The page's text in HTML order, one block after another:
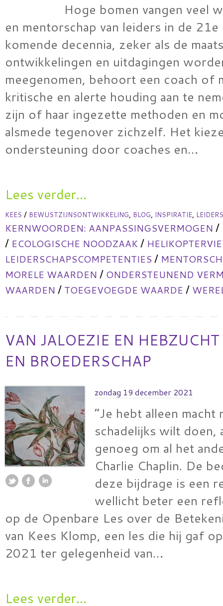
Hoge bomen vangen veel
en mentorschap van leiders in de
komende decennia, zeker als de
ontwikkelingen en uitdagingen
meegenomen, behoort een coach of
kritische en alerte houding aan te
zijn of haar ingezette methoden en
alsmede tegenover zichzelf. Het
ondersteuning door coaches en…
Lees verder...
KEES / BEWUSTZIJNSONTWIKKELING, BLOG, INSPIRATIE,
KERNWOORDEN: AANPASSINGSVERMOGEN /
/ ECOLOGISCHE NOODZAAK /
LEIDERSCHAPSCOMPETENTIES /
MORELE WAARDEN / ONDERSTEUNEND
WAARDEN / TOEGEVOEGDE WAARDE /
VAN JALOEZIE EN
EN BROEDERSCHAP
zondag 19 december 2021
“Je hebt alleen macht
schadelijks wilt doen,
genoeg om al het
Charlie Chaplin. De
deze bijdrage is een
wellicht beter een
op de Openbare Les over de
van Kees Klomp, een les die hij gaf
2021 ter gelegenheid van…
Lees verder...